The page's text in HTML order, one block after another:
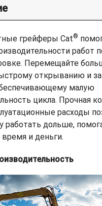
грейферы Cat®
работ
Перемещайте
открыванию и
малую
цикла. Прочная
расходы
работать дольше,
и деньги.